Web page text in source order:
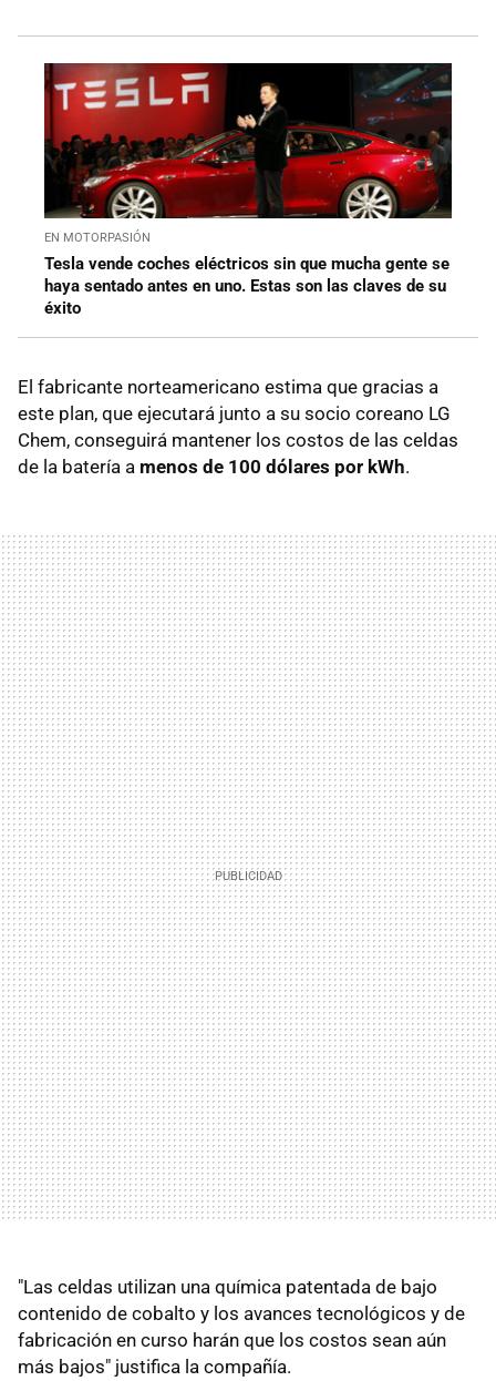
EN MOTORPASIÓN
Tesla vende coches eléctricos sin que mucha gente se
haya sentado antes en uno. Estas son las claves de su
éxito
El fabricante norteamericano estima que gracias a
este plan, que ejecutará junto a su socio coreano LG
Chem, conseguirá mantener los costos de las celdas
de la batería a menos de 100 dólares por kWh.
"Las celdas utilizan una química patentada de bajo
contenido de cobalto y los avances tecnológicos y de
fabricación en curso harán que los costos sean aún
más bajos" justifica la compañía.